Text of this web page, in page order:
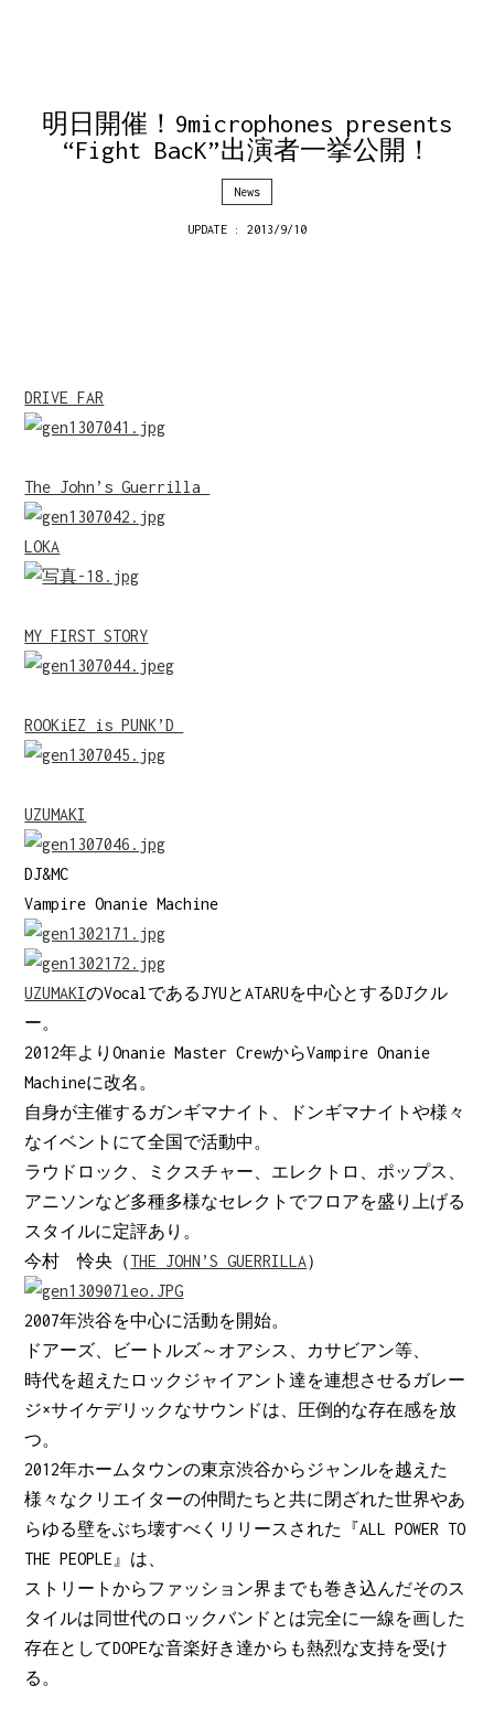
明日開催！9microphones presents
“Fight BacK”出演者一挙公開！
News
UPDATE : 2013/9/10
DRIVE FAR
The John’s Guerrilla
LOKA
MY FIRST STORY
ROOKiEZ is PUNK’D
UZUMAKI
DJ&MC
Vampire Onanie Machine
UZUMAKIのVocalであるJYUとATARUを中心とするDJクル
ー。
2012年よりOnanie Master CrewからVampire Onanie
Machineに改名。
自身が主催するガンギマナイト、ドンギマナイトや様々
なイベントにて全国で活動中。
ラウドロック、ミクスチャー、エレクトロ、ポップス、
アニソンなど多種多様なセレクトでフロアを盛り上げる
スタイルに定評あり。
今村 怜央（THE JOHN’S GUERRILLA）
2007年渋谷を中心に活動を開始。
ドアーズ、ビートルズ～オアシス、カサビアン等、
時代を超えたロックジャイアント達を連想させるガレー
ジ×サイケデリックなサウンドは、圧倒的な存在感を放
つ。
2012年ホームタウンの東京渋谷からジャンルを越えた
様々なクリエイターの仲間たちと共に閉ざれた世界やあ
らゆる壁をぶち壊すべくリリースされた『ALL POWER TO
THE PEOPLE』は、
ストリートからファッション界までも巻き込んだそのス
タイルは同世代のロックバンドとは完全に一線を画した
存在としてDOPEな音楽好き達からも熱烈な支持を受け
る。